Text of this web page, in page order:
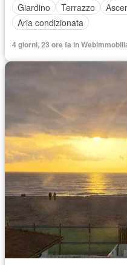
Giardino
Terrazzo
Aria condizionata
4 giorni, 23 ore fa in